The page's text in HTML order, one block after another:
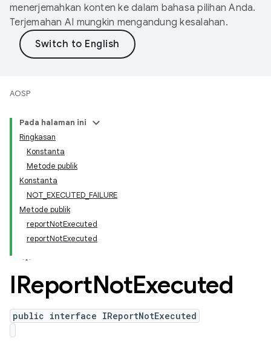
menerjemahkan konten ke dalam bahasa pilihan Anda.
Terjemahan AI mungkin mengandung kesalahan.
AOSP
Pada halaman ini
Ringkasan
Konstanta
Metode publik
Konstanta
NOT_EXECUTED_FAILURE
Metode publik
reportNotExecuted
reportNotExecuted
IReportNotExecuted
public interface IReportNotExecuted